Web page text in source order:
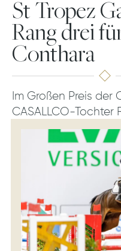
St Tropez
Rang drei
Conthara
Im Großen Preis der
CASALLCO-Tochter